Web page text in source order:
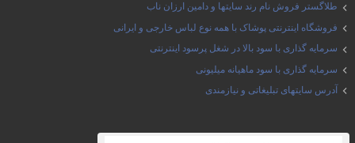
طلاگستر فروش نام رند سایتها و دامین ارزان ناب
فروشگاه اینترنتی پوشاک با همه نوع لباس خارجی و ایرانی
سرمایه گذاری با سود بالا در شغل پرسود اینترنتی
سرمایه گذاری با سود ماهیانه میلیونی
آدرس سایتهای تبلیغاتی و نیازمندی